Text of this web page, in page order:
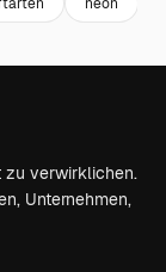
zu verwirklichen.
Unternehmen,